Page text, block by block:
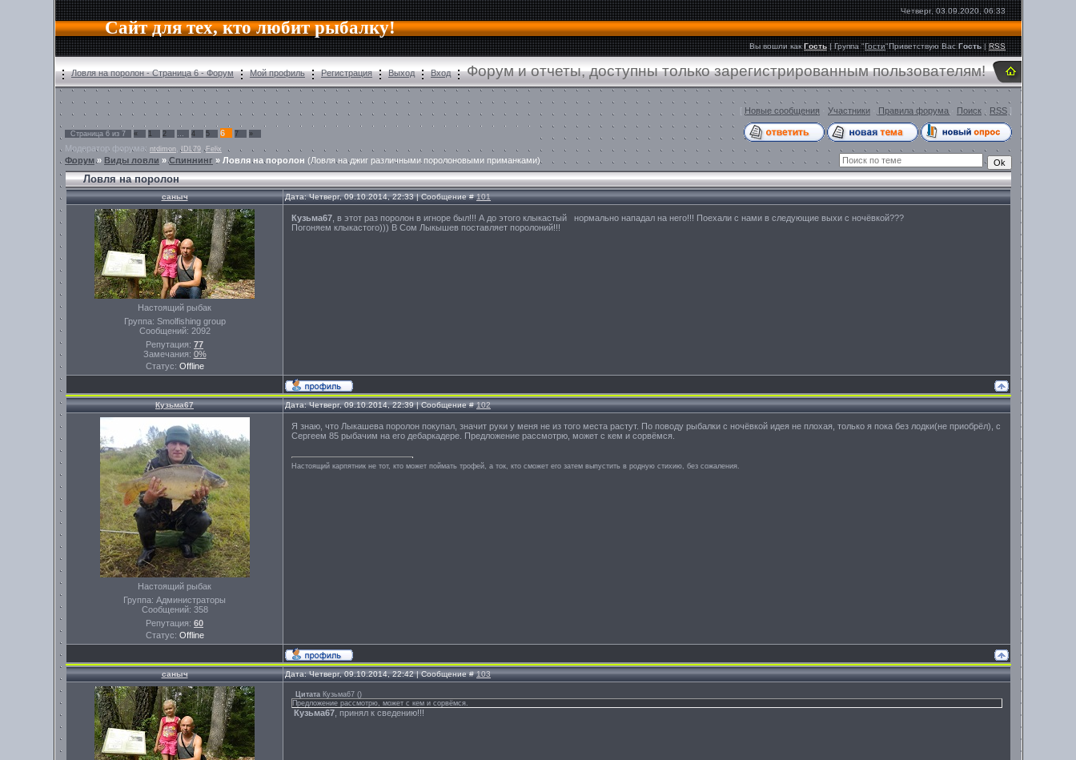
Сайт для тех, кто любит рыбалку!
Четверг, 03.09.2020, 06:33
Вы вошли как Гость|Группа"Гости"Приветствую Вас Гость |RSS
Ловля на поролон - Страница 6 - Форум Мой профиль Регистрация Выход Вход Форум и отчеты, доступны только зарегистрированным пользователям!
[ Новые сообщения Участники Правила форума Поиск RSS ]
Страница 6 из 7 « 1 2 … 4 5 6 7 »
Модератор форума: ntdimon ,IDL79 , Felix
Форум» Виды ловли »Спиннинг » Ловля на поролон (Ловля на джиг различными поролоновыми приманками)
Ловля на поролон
саныч Дата: Четверг, 09.10.2014, 22:33 | Сообщение #101
Настоящий рыбак
Группа: Smolfishing group
Сообщений: 2092
Репутация: 77
Замечания: 0%
Статус: Offline
Кузьма67 , в этот раз поролон в игноре был!!! А до этого клыкастый нормально нападал на него!!! Поехали с нами в следующие выхи с ночёвкой???
Погоняем клыкастого))) В Сом Лыкышев поставляет поролоний!!!
Кузьма67 Дата: Четверг, 09.10.2014, 22:39 | Сообщение #102
Настоящий рыбак
Группа: Администраторы
Сообщений: 358
Репутация: 60
Статус: Offline
Я знаю, что Лыкашева поролон покупал, значит руки у меня не из того места растут. По поводу рыбалки с ночёвкой идея не плохая, только я пока без лодки(не приобрёл), с
Сергеем 85 рыбачим на его дебаркадере. Предложение рассмотрю, может с кем и сорвёмся.
Настоящий карпятник не тот, кто может поймать трофей, а ток, кто сможет его затем выпустить в родную стихию, без сожаления.
саныч Дата: Четверг, 09.10.2014, 22:42 | Сообщение #103
Цитата Кузьма67 ()
Предложение рассмотрю, может с кем и сорвёмся.
Кузьма67 , принял к сведению!!!